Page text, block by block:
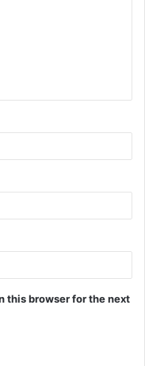
this browser for the next